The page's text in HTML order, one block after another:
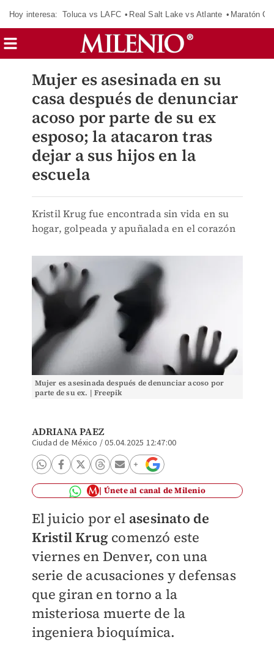
Hoy interesa: Toluca vs LAFC Real Salt Lake vs Atlante Maratón
Mujer es asesinada en su
casa después de denunciar
acoso por parte de su ex
esposo; la atacaron tras
dejar a sus hijos en la
escuela
Kristil Krug fue encontrada sin vida en su
hogar, golpeada y apuñalada en el corazón
Mujer es asesinada después de denunciar acoso por
parte de su ex. | Freepik
ADRIANA PAEZ
Ciudad de México /05.04.2025 12:47:00
Únete al canal de Milenio
El juicio por el asesinato de
Kristil Krug comenzó este
viernes en Denver, con una
serie de acusaciones y defensas
que giran en torno a la
misteriosa muerte de la
ingeniera bioquímica.